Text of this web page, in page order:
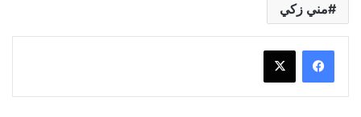
مني زكي